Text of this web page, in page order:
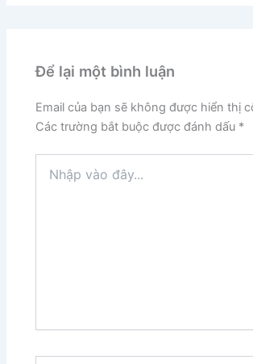
Để lại một bình luận
Email của bạn sẽ không được hiển thị
Các trường bắt buộc được đánh dấu *
vào